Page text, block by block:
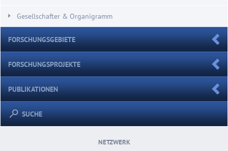
Gesellschafter & Organigramm
FORSCHUNGSGEBIETE
FORSCHUNGSPROJEKTE
PUBLIKATIONEN
SUCHE
NETZWERK